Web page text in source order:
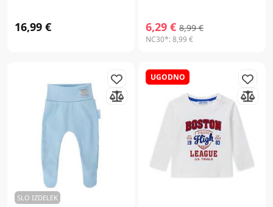
16,99 € 6,29 € 8,99 €
NC30*:8,99 €
SLO IZDELEK
UGODNO